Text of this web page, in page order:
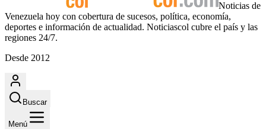
Noticias de
Venezuela hoy con cobertura de sucesos, política, economía,
deportes e información de actualidad. Noticiascol cubre el país y las
regiones 24/7.
Desde 2012
Buscar
Menú